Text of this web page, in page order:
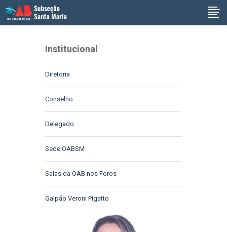
Institucional
Diretoria
Conselho
Delegado
Sede OABSM
Salas da OAB nos Foros
Galpão Veroni Pigatto